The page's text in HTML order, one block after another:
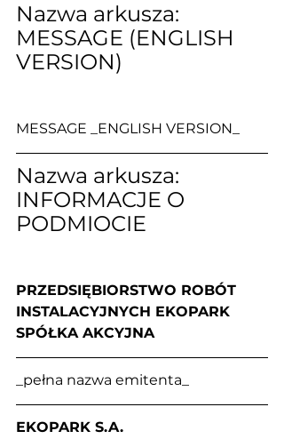
Nazwa arkusza:
MESSAGE (ENGLISH
VERSION)
MESSAGE _ENGLISH VERSION_
Nazwa arkusza:
INFORMACJE O
PODMIOCIE
PRZEDSIĘBIORSTWO ROBÓT
INSTALACYJNYCH EKOPARK
SPÓŁKA AKCYJNA
_pełna nazwa emitenta_
EKOPARK S.A.